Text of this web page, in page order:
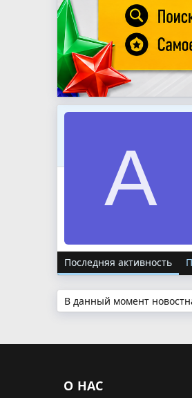
A
Последняя активность
В данный момент
О НАС